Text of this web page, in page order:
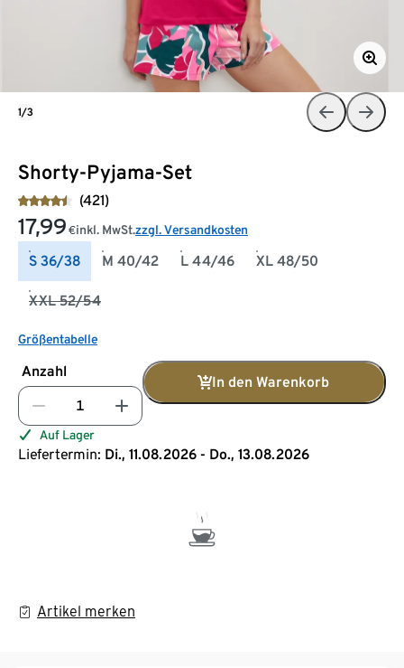
Shorty-Pyjama-Set
(421)
17,99 €inkl. MwSt.zzgl. Versandkosten
S 36/38 M 40/42 L 44/46 XL 48/50
XXL 52/54
Größentabelle
Anzahl
In den Warenkorb
Auf Lager
Liefertermin: Di., 11.08.2026 - Do., 13.08.2026
Artikel merken
1/3